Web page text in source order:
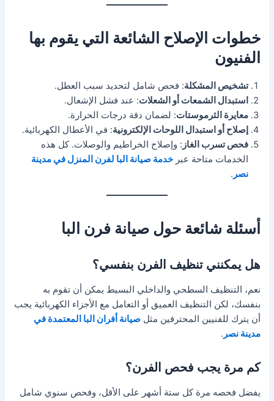
خطوات الإصلاح الشائعة التي يقوم بها
الفنيون
تشخيص المشكلة: فحص شامل لتحديد سبب العطل.
استبدال الشمعات أو الشعلات: عند فشل الإشعال.
معايرة الثرموستات: لضمان دقة درجات الحرارة.
إصلاح أو استبدال اللوحات الإلكترونية: في الأعطال الكهربائية.
فحص تسرب الغاز : وإصلاح الخراطيم والوصلات. كل هذه
الخدمات متاحة عبرخدمة صيانة البا لفرن المنزل في مدينة
نصر .
أسئلة شائعة حول صيانة فرن البا
هل يمكنني تنظيف الفرن بنفسي؟
نعم، التنظيف السطحي والداخلي البسيط يمكن أن تقوم به
بنفسك، لكن التنظيف العميق أو التعامل مع الأجزاء الكهربائية يجب
أن يترك للفنيين المحترفين مثلصيانة أفران البا المعتمدة في
مدينة نصر .
كم مرة يجب فحص الفرن؟
يفضل فحصه مرة كل ستة أشهر على الأقل، وفحص سنوي شامل